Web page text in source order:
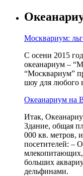
Москвариум:
С осени 2015
океанариум –
“Москвариум”
шоу для любого
Океанариум на
Итак,
Здание, общая
000 кв. метров,
посетителей: –
больших
дельфинами.